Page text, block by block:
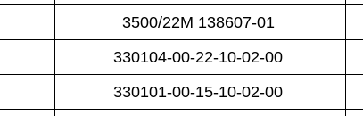
3500/22M 138607-01
330104-00-22-10-02-00
330101-00-15-10-02-00